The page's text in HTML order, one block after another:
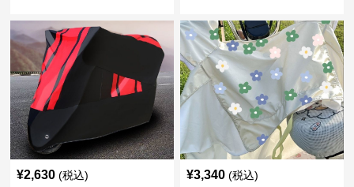
¥2,630 (税込) ¥3,340 (税込)